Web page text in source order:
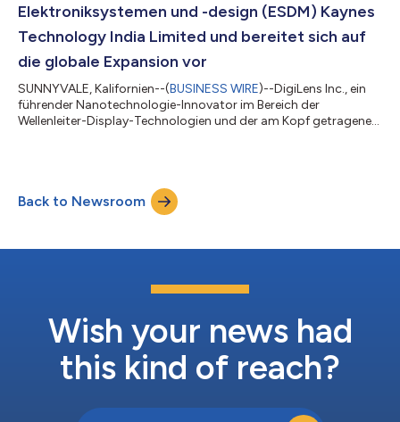
Elektroniksystemen und -design (ESDM) Kaynes
Technology India Limited und bereitet sich auf
die globale Expansion vor
SUNNYVALE, Kalifornien--(BUSINESS WIRE)--DigiLens Inc., ein
führender Nanotechnologie-Innovator im Bereich der
Wellenleiter-Display-Technologien und der am Kopf getragenen
Technology, ein führendes Unternehmen in der Herstellung
elektronischer Komponenten für die Bereiche
Weltraumforschung, Verteidigung, Luft- und Raumfahrt...
Back to Newsroom
Wish your news had
this kind of reach?